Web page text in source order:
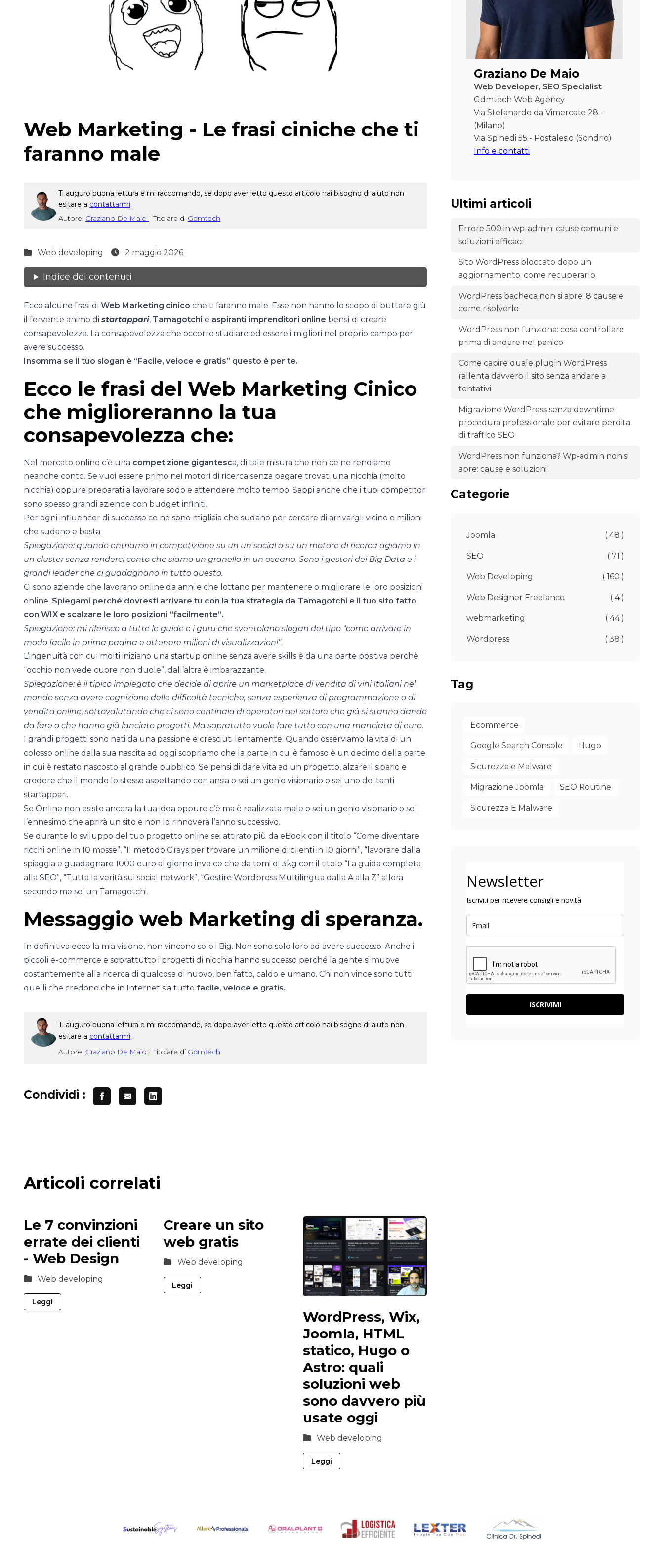
Web Marketing - Le frasi ciniche che ti
faranno male
Ti auguro buona lettura e mi raccomando, se dopo aver letto questo articolo hai bisogno di aiuto non
esitare a contattarmi.
Autore: Graziano De Maio | Titolare di Gdmtech
Web developing 2 maggio 2026
Indice dei contenuti
Ecco alcune frasi di Web Marketing cinico che ti faranno male. Esse non hanno lo scopo di buttare giù
il fervente animo di startappari, Tamagotchi e aspiranti imprenditori online bensì di creare
consapevolezza. La consapevolezza che occorre studiare ed essere i migliori nel proprio campo per
avere successo.
Insomma se il tuo slogan è “Facile, veloce e gratis” questo è per te.
Ecco le frasi del Web Marketing Cinico
che miglioreranno la tua
consapevolezza che:
Nel mercato online c’è una competizione gigantesca, di tale misura che non ce ne rendiamo
neanche conto. Se vuoi essere primo nei motori di ricerca senza pagare trovati una nicchia (molto
nicchia) oppure preparati a lavorare sodo e attendere molto tempo. Sappi anche che i tuoi competitor
sono spesso grandi aziende con budget infiniti.
Per ogni influencer di successo ce ne sono migliaia che sudano per cercare di arrivargli vicino e milioni
che sudano e basta.
Spiegazione: quando entriamo in competizione su un un social o su un motore di ricerca agiamo in
un cluster senza renderci conto che siamo un granello in un oceano. Sono i gestori dei Big Data e i
grandi leader che ci guadagnano in tutto questo.
Ci sono aziende che lavorano online da anni e che lottano per mantenere o migliorare le loro posizioni
online. Spiegami perché dovresti arrivare tu con la tua strategia da Tamagotchi e il tuo sito fatto
con WIX e scalzare le loro posizioni “facilmente”.
Spiegazione: mi riferisco a tutte le guide e i guru che sventolano slogan del tipo “come arrivare in
modo facile in prima pagina e ottenere milioni di visualizzazioni”.
L’ingenuità con cui molti iniziano una startup online senza avere skills è da una parte positiva perchè
“occhio non vede cuore non duole”, dall’altra è imbarazzante.
Spiegazione: è il tipico impiegato che decide di aprire un marketplace di vendita di vini Italiani nel
mondo senza avere cognizione delle difficoltà tecniche, senza esperienza di programmazione o di
vendita online, sottovalutando che ci sono centinaia di operatori del settore che già si stanno dando
da fare o che hanno già lanciato progetti. Ma sopratutto vuole fare tutto con una manciata di euro.
I grandi progetti sono nati da una passione e cresciuti lentamente. Quando osserviamo la vita di un
colosso online dalla sua nascita ad oggi scopriamo che la parte in cui è famoso è un decimo della parte
in cui è restato nascosto al grande pubblico. Se pensi di dare vita ad un progetto, alzare il sipario e
credere che il mondo lo stesse aspettando con ansia o sei un genio visionario o sei uno dei tanti
startappari.
Se Online non esiste ancora la tua idea oppure c’è ma è realizzata male o sei un genio visionario o sei
l’ennesimo che aprirà un sito e non lo rinnoverà l’anno successivo.
Se durante lo sviluppo del tuo progetto online sei attirato più da eBook con il titolo “Come diventare
ricchi online in 10 mosse”, “Il metodo Grays per trovare un milione di clienti in 10 giorni”, “lavorare dalla
spiaggia e guadagnare 1000 euro al giorno inve ce che da tomi di 3kg con il titolo “La guida completa
alla SEO”, “Tutta la verità sui social network”, “Gestire Wordpress Multilingua dalla A alla Z” allora
secondo me sei un Tamagotchi.
Messaggio web Marketing di speranza.
In definitiva ecco la mia visione, non vincono solo i Big. Non sono solo loro ad avere successo. Anche i
piccoli e-commerce e soprattutto i progetti di nicchia hanno successo perché la gente si muove
costantemente alla ricerca di qualcosa di nuovo, ben fatto, caldo e umano. Chi non vince sono tutti
quelli che credono che in Internet sia tutto facile, veloce e gratis.
Ti auguro buona lettura e mi raccomando, se dopo aver letto questo articolo hai bisogno di aiuto non
esitare a contattarmi.
Autore: Graziano De Maio | Titolare di Gdmtech
Condividi :
Articoli correlati
Le 7 convinzioni
errate dei clienti
- Web Design
Web developing
Leggi
Creare un sito
web gratis
Web developing
Leggi
WordPress, Wix,
Joomla, HTML
statico, Hugo o
Astro: quali
soluzioni web
sono davvero più
usate oggi
Web developing
Leggi
Graziano De Maio
Web Developer, SEO Specialist
Gdmtech Web Agency
Via Stefanardo da Vimercate 28 -
(Milano)
Via Spinedi 55 - Postalesio (Sondrio)
Info e contatti
Ultimi articoli
Errore 500 in wp-admin: cause comuni e
soluzioni efficaci
Sito WordPress bloccato dopo un
aggiornamento: come recuperarlo
WordPress bacheca non si apre: 8 cause e
come risolverle
WordPress non funziona: cosa controllare
prima di andare nel panico
Come capire quale plugin WordPress
rallenta davvero il sito senza andare a
tentativi
Migrazione WordPress senza downtime:
procedura professionale per evitare perdita
di traffico SEO
WordPress non funziona? Wp-admin non si
apre: cause e soluzioni
Categorie
Joomla ( 48 )
SEO ( 71 )
Web Developing ( 160 )
Web Designer Freelance ( 4 )
webmarketing ( 44 )
Wordpress ( 38 )
Tag
Ecommerce
Google Search Console Hugo
Sicurezza e Malware
Migrazione Joomla SEO Routine
Sicurezza E Malware
Newsletter
Iscriviti per ricevere consigli e novità
ISCRIVIMI